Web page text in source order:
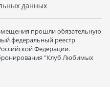
данных
прошли обязательную
федеральный реестр
Федерации.
"Клуб Любимых